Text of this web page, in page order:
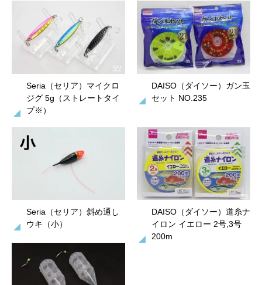
Seria（セリア）マイクロ
ジグ 5g（ストレートタイ
プ※）
DAISO（ダイソー）ガン玉
セット NO.235
Seria（セリア）斜め通し
ウキ（小）
DAISO（ダイソー）道糸ナ
イロン イエロー 2号,3号
200m